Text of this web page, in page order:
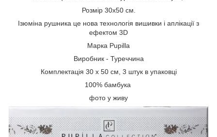
Розмір 30x50 см.
Ізюміна рушника це нова технологія вишивки і аплікації з
ефектом 3D
Марка Pupilla
Виробник - Туреччина
Комплектація 30 х 50 см, 3 штук в упаковці
100% бамбука
фото у живу